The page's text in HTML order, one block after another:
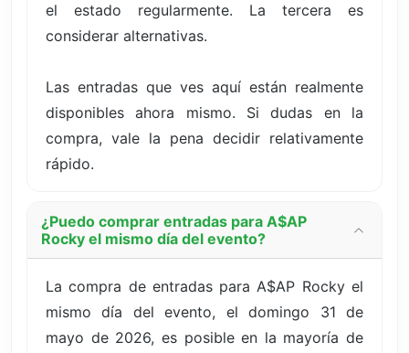
el estado regularmente. La tercera es
considerar alternativas.
Las entradas que ves aquí están realmente
disponibles ahora mismo. Si dudas en la
compra, vale la pena decidir relativamente
rápido.
¿Puedo comprar entradas para A$AP
Rocky el mismo día del evento?
La compra de entradas para A$AP Rocky el
mismo día del evento, el domingo 31 de
mayo de 2026, es posible en la mayoría de